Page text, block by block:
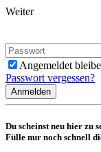
Weiter
Angemeldet
Passwort vergessen?
Anmelden
Du scheinst neu hier zu
Fülle nur noch schnell